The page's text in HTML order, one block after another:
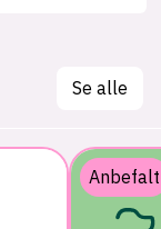
Se alle
Anbefalt